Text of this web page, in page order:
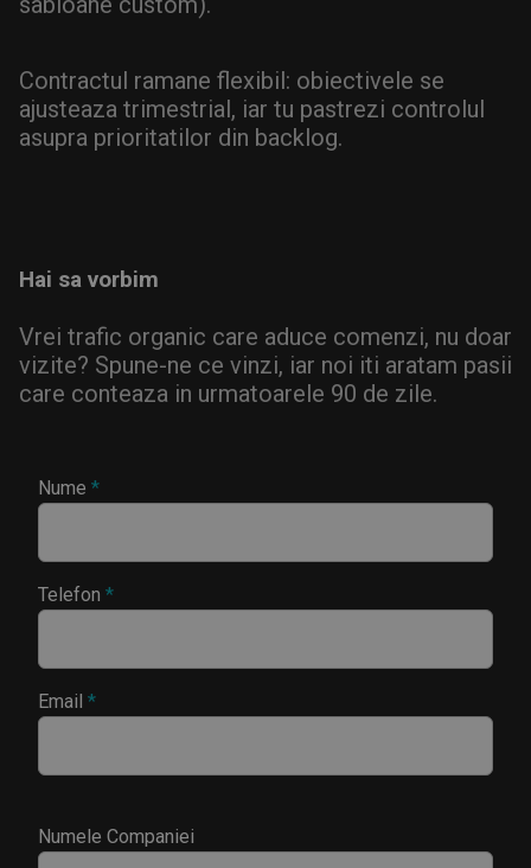
Contractul ramane flexibil: obiectivele se
ajusteaza trimestrial, iar tu pastrezi controlul
asupra prioritatilor din backlog.
Hai sa vorbim
Vrei trafic organic care aduce comenzi, nu doar
vizite? Spune-ne ce vinzi, iar noi iti aratam pasii
care conteaza in urmatoarele 90 de zile.
Nume *
Telefon *
Email *
Numele Companiei